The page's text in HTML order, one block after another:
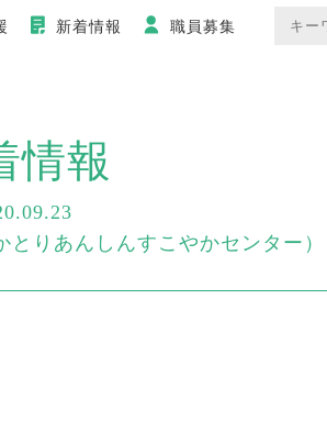
新着情報 職員募集
情報
りあんしんすこやかセンター）